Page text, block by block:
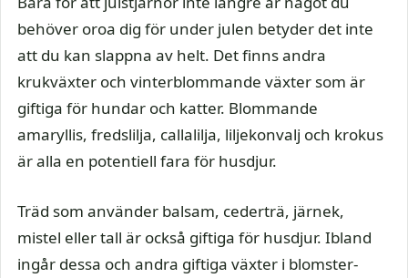
behöver oroa dig för under julen betyder det inte
att du kan slappna av helt. Det finns andra
krukväxter och vinterblommande växter som är
giftiga för hundar och katter. Blommande
amaryllis, fredslilja, callalilja, liljekonvalj och krokus
är alla en potentiell fara för husdjur.
Träd som använder balsam, cederträ, järnek,
mistel eller tall är också giftiga för husdjur. Ibland
ingår dessa och andra giftiga växter i blomster-